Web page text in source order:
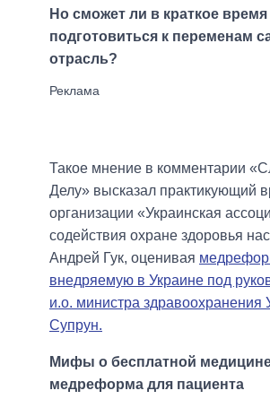
Но сможет ли в краткое время
подготовиться к переменам
отрасль?
Такое мнение в комментарии
Делу» высказал практикующий
организации «Украинская
содействия охране здоровья
Андрей Гук, оценивая
внедряемую в Украине под
и.о. министра здравоохранения
Супрун.
Мифы о бесплатной
медреформа для пациента